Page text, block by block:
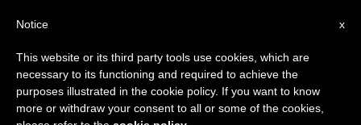
x
Notice
This website or its third party tools use cookies, which are
necessary to its functioning and required to achieve the
purposes illustrated in the cookie policy. If you want to know
more or withdraw your consent to all or some of the cookies,